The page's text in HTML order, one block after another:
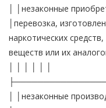
│ │незаконные
│перевозка,
наркотических
веществ или их
│ │незаконные